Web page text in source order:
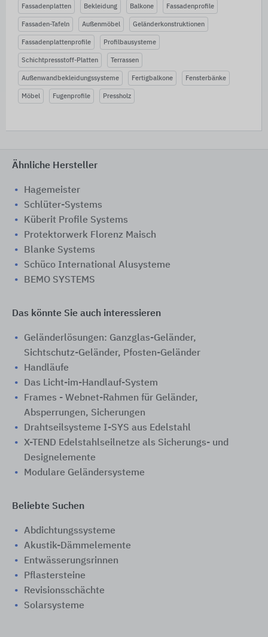
Fassadenplatten Bekleidung Balkone Fassadenprofile
Fassaden-Tafeln Außenmöbel Geländerkonstruktionen
Fassadenplattenprofile Profilbausysteme
Schichtpressstoff-Platten Terrassen
Außenwandbekleidungssysteme Fertigbalkone Fensterbänke
Möbel Fugenprofile Pressholz
Ähnliche Hersteller
Hagemeister
Schlüter-Systems
Küberit Profile Systems
Protektorwerk Florenz Maisch
Blanke Systems
Schüco International Alusysteme
BEMO SYSTEMS
Das könnte Sie auch interessieren
Geländerlösungen: Ganzglas-Geländer,
Sichtschutz-Geländer, Pfosten-Geländer
Handläufe
Das Licht-im-Handlauf-System
Frames - Webnet-Rahmen für Geländer,
Absperrungen, Sicherungen
Drahtseilsysteme I-SYS aus Edelstahl
X-TEND Edelstahlseilnetze als Sicherungs- und
Designelemente
Modulare Geländersysteme
Beliebte Suchen
Abdichtungssysteme
Akustik-Dämmelemente
Entwässerungsrinnen
Pflastersteine
Revisionsschächte
Solarsysteme